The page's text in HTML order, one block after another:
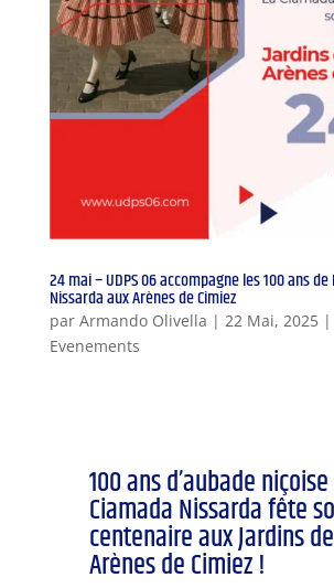
24 mai – UDPS 06 accompagne les 100 ans de
Nissarda aux Arènes de Cimiez
par Armando Olivella | 22 Mai, 2025|
Evenements
100 ans d’aubade
Ciamada Nissarda fête
centenaire aux Jardins
Arènes de Cimiez !